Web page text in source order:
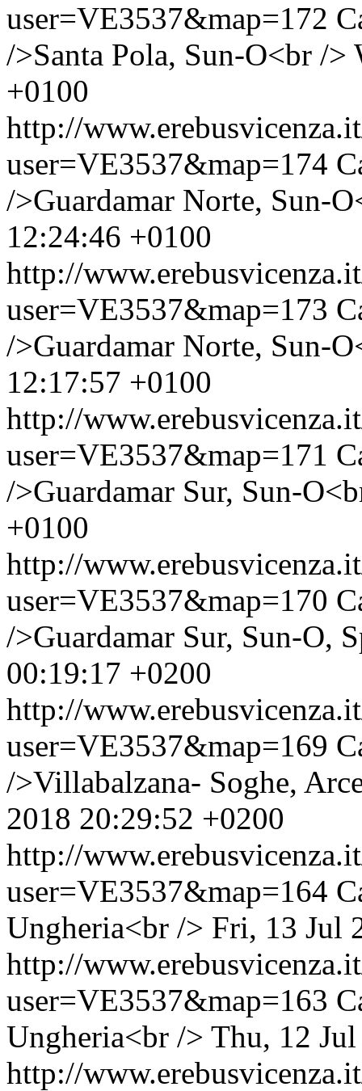
user=VE3537&map=172
/>Santa Pola, Sun-O<br />
+0100
http://
user=VE3537&map=174
/>Guardamar Norte, Sun-
12:24:46 +0100
http://
user=VE3537&map=173
/>Guardamar Norte, Sun-
12:17:57 +0100
http://
user=VE3537&map=171
/>Guardamar Sur, Sun-
+0100
http://
user=VE3537&map=170
/>Guardamar Sur, Sun-O,
00:19:17 +0200
http://
user=VE3537&map=169
/>Villabalzana- Soghe,
2018 20:29:52 +0200
http://
user=VE3537&map=164
Ungheria<br /> Fri, 13 Jul
http://
user=VE3537&map=163
Ungheria<br /> Thu, 12
http://